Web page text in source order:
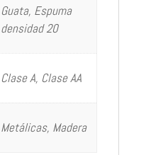
Guata, Espuma
densidad 20
Clase A, Clase AA
Metálicas, Madera